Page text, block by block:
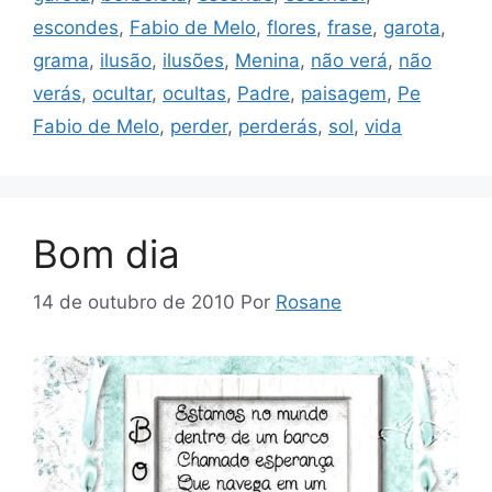
escondes, Fabio de Melo, flores, frase, garota,
grama, ilusão, ilusões, Menina, não verá, não
verás, ocultar, ocultas, Padre, paisagem, Pe
Fabio de Melo, perder, perderás, sol, vida
Bom dia
14 de outubro de 2010 Por Rosane